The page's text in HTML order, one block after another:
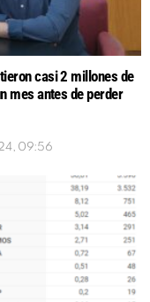
casi 2 millones de
mes antes de perder
09:56